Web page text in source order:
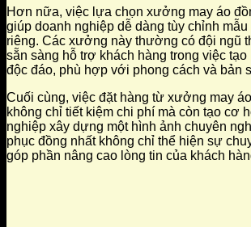
Hơn nữa, việc lựa chọn xưởng may áo
giúp doanh nghiệp dễ dàng tùy chỉnh mẫu
riêng. Các xưởng này thường có đội ngũ
sẵn sàng hỗ trợ khách hàng trong việc
độc đáo, phù hợp với phong cách và bản
Cuối cùng, việc đặt hàng từ xưởng may
không chỉ tiết kiệm chi phí mà còn tạo cơ
nghiệp xây dựng một hình ảnh chuyên
phục đồng nhất không chỉ thể hiện sự
góp phần nâng cao lòng tin của khách